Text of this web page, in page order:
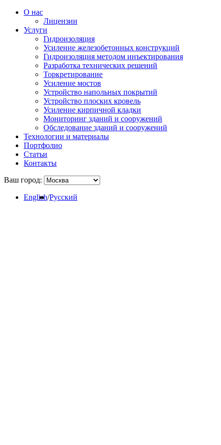
О нас
Лицензии
Услуги
Гидроизоляция
Усиление железобетонных конструкций
Гидроизоляция методом инъектирования
Разработка технических решений
Торкретирование
Усиление мостов
Устройство напольных покрытий
Устройство плоских кровель
Усиление кирпичной кладки
Мониторинг зданий и сооружений
Обследование зданий и сооружений
Технологии и материалы
Портфолио
Статьи
Контакты
Ваш город:
English/Русский